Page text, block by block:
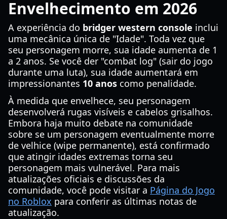
Envelhecimento em 2026
A experiência do bridger western console inclui
uma mecânica única de "Idade". Toda vez que
seu personagem morre, sua idade aumenta de 1
a 2 anos. Se você der "combat log" (sair do jogo
durante uma luta), sua idade aumentará em
impressionantes 10 anos como penalidade.
À medida que envelhece, seu personagem
desenvolverá rugas visíveis e cabelos grisalhos.
Embora haja muito debate na comunidade
sobre se um personagem eventualmente morre
de velhice (wipe permanente), está confirmado
que atingir idades extremas torna seu
personagem mais vulnerável. Para mais
atualizações oficiais e discussões da
comunidade, você pode visitar a Página do Jogo
no Roblox para conferir as últimas notas de
atualização.